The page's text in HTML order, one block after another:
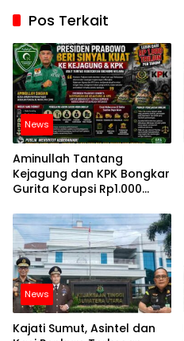
Pos Terkait
News
Aminullah Tantang
Kejagung dan KPK Bongkar
Gurita Korupsi Rp1.000
Intelektual dan
Jaringannya
News
Kajati Sumut, Asintel dan